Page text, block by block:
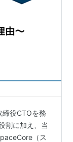
締役CTOを務
割に加え、当
（ス